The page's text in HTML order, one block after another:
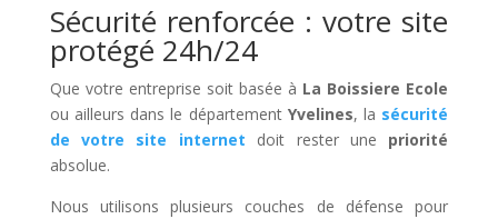
Sécurité renforcée : votre site
protégé 24h/24
Que votre entreprise soit basée à La Boissiere Ecole
ou ailleurs dans le département Yvelines, la sécurité
de votre site internet doit rester une priorité
absolue.
Nous utilisons plusieurs couches de défense pour